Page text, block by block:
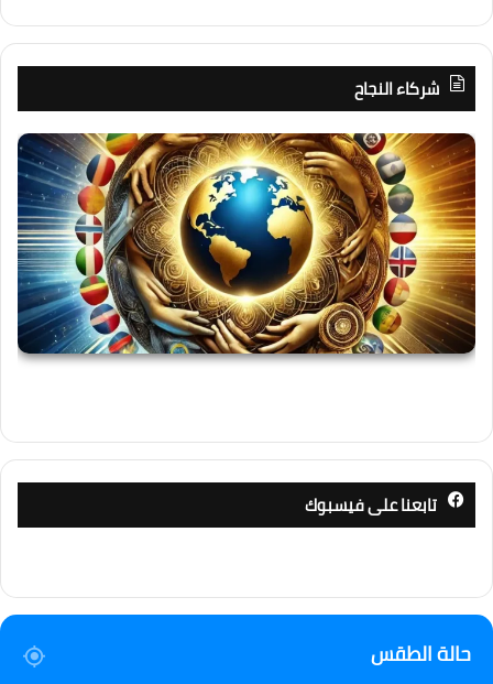
شركاء النجاح
تابعنا على فيسبوك
حالة الطقس